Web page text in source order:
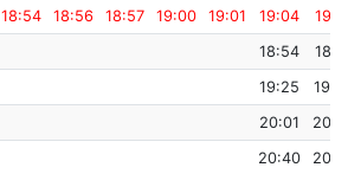
18:54 18:56 18:57 19:00 19:01 19:04
18:54
19:25
20:01
20:40